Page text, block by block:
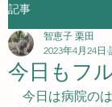
記事
今日もフ
智恵子 栗田
2023年4月24日
今日は病院の